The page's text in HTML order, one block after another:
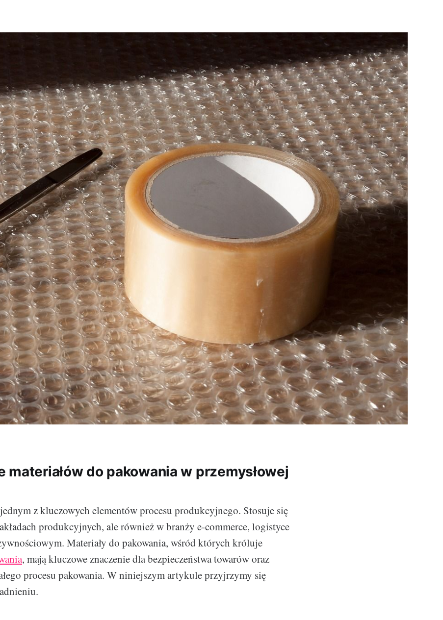
materiałów do pakowania w przemysłowej
z kluczowych elementów procesu produkcyjnego. Stosuje się
produkcyjnych, ale również w branży e-commerce, logistyce
Materiały do pakowania, wśród których króluje
, mają kluczowe znaczenie dla bezpieczeństwa towarów oraz
procesu pakowania. W niniejszym artykule przyjrzymy się